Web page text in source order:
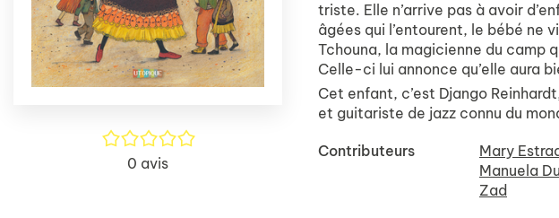
/5
0 avis
triste. Elle n’arrive pas à avoir
âgées qui l’entourent, le bébé ne
Tchouna, la magicienne du camp
Celle-ci lui annonce qu’elle aura
Cet enfant, c’est Django
et guitariste de jazz connu du
Contributeurs
Mary
Manuela
Zad